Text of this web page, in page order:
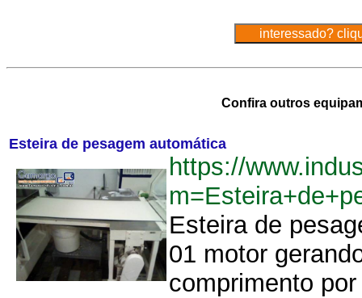
Confira outros
Esteira de pesagem automática
https://
Esteira de
01 motor
comprimento